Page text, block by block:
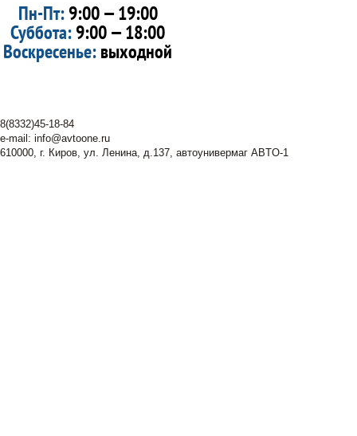
Пн-Пт:9:00 — 19:00
Суббота:9:00 — 18:00
Воскресенье:выходной
8(8332)45-18-84
e-mail: info@avtoone.ru
610000, г. Киров, ул. Ленина, д.137, автоунивермаг ABTO-1